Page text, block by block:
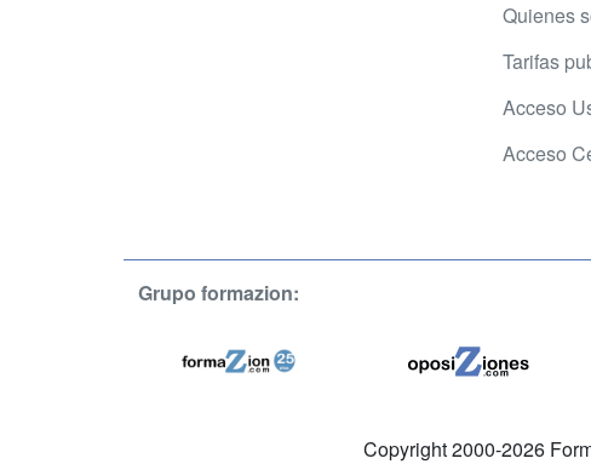
Quienes
Tarifas
Acceso
Acceso
Grupo formazion:
Copyright 2000-2026